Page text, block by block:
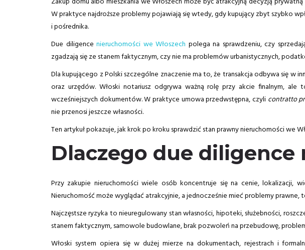
W praktyce najdroższe problemy pojawiają się wtedy, gdy kupujący zbyt szybko
i pośrednika.
Due diligence nieruchomości we Włoszech polega na sprawdzeniu, czy
zgadzają się ze stanem faktycznym, czy nie ma problemów urbanistycznych,
Dla kupującego z Polski szczególne znaczenie ma to, że transakcja odbywa się w
oraz urzędów. Włoski notariusz odgrywa ważną rolę przy akcie finalnym,
wcześniejszych dokumentów. W praktyce umowa przedwstępna, czyli contratto
nie przenosi jeszcze własności.
Ten artykuł pokazuje, jak krok po kroku sprawdzić stan prawny nieruchomości we
Dlaczego due diligence
Przy zakupie nieruchomości wiele osób koncentruje się na cenie, lokalizacji,
Nieruchomość może wyglądać atrakcyjnie, a jednocześnie mieć problemy
Najczęstsze ryzyka to nieuregulowany stan własności, hipoteki, służebności,
stanem faktycznym, samowole budowlane, brak pozwoleń na przebudowę,
Włoski system opiera się w dużej mierze na dokumentach, rejestrach i